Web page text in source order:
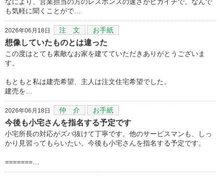
も気軽に聞くことがで…
2026年06月18日 注 文 お手紙
想像していたものとは違った
この度はとても素敵なお家を建てていただきありがとうございま
す。
もともと私は建売希望、主人は注文住宅希望でした。
建売を…
2026年06月18日 仲 介 お手紙
今後も小宅さんを指名する予定です
小宅所長の対応がズバ抜けて丁寧です。他のサービスマンも、しっ
かり見習ってもらいたい。今後も小宅さんを指名する予定です。
=======…